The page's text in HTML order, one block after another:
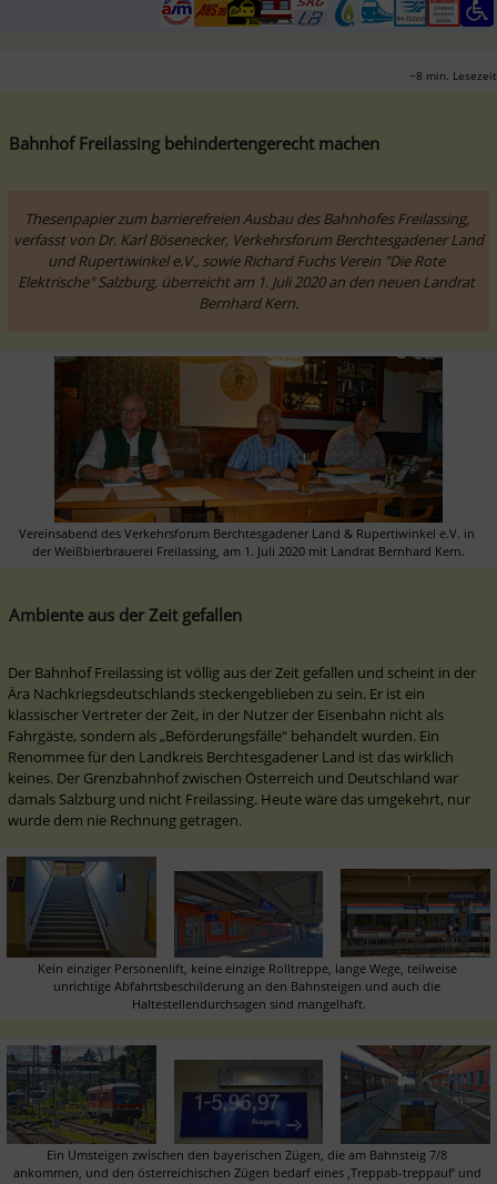
~8 min. Lesezeit
Bahnhof Freilassing behindertengerecht machen
Thesenpapier zum barrierefreien Ausbau des Bahnhofes Freilassing,
verfasst von Dr. Karl Bösenecker, Verkehrsforum Berchtesgadener Land
und Rupertiwinkel e.V., sowie Richard Fuchs Verein "Die Rote
Elektrische" Salzburg, überreicht am 1. Juli 2020 an den neuen Landrat
Bernhard Kern.
Vereinsabend des Verkehrsforum Berchtesgadener Land & Rupertiwinkel e.V. in
der Weißbierbrauerei Freilassing, am 1. Juli 2020 mit Landrat Bernhard Kern.
Ambiente aus der Zeit gefallen
Der Bahnhof Freilassing ist völlig aus der Zeit gefallen und scheint in der
Ära Nachkriegsdeutschlands steckengeblieben zu sein. Er ist ein
klassischer Vertreter der Zeit, in der Nutzer der Eisenbahn nicht als
Fahrgäste, sondern als „Beförderungsfälle“ behandelt wurden. Ein
Renommee für den Landkreis Berchtesgadener Land ist das wirklich
keines. Der Grenzbahnhof zwischen Österreich und Deutschland war
damals Salzburg und nicht Freilassing. Heute wäre das umgekehrt, nur
wurde dem nie Rechnung getragen.
Kein einziger Personenlift, keine einzige Rolltreppe, lange Wege, teilweise
unrichtige Abfahrtsbeschilderung an den Bahnsteigen und auch die
Haltestellendurchsagen sind mangelhaft.
Ein Umsteigen zwischen den bayerischen Zügen, die am Bahnsteig 7/8
ankommen, und den österreichischen Zügen bedarf eines ‚Treppab-treppauf‘ und